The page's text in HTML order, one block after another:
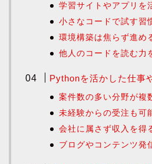
学習サイトやアプリを
小さなコードで試す習
環境構築は焦らず進め
他人のコードを読む力
Pythonを活かした仕事
案件数の多い分野が複
未経験からの受注も可
会社に属さず収入を得
ブログやコンテンツ発